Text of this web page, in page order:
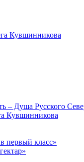
Кувшинникова
– Душа Русского
Кувшинникова
первый класс»